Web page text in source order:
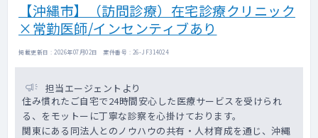
【沖縄市】（訪問診療）在宅診療クリニック
×常勤医師/インセンティブあり
掲載更新日 : 2026年07月02日 案件番号 : 26-JF314024
担当エージェントより
住み慣れたご自宅で24時間安心した医療サービスを受けられ
る、をモットーに丁寧な診察を心掛けております。
関東にある同法人とのノウハウの共有・人材育成を通じ、沖縄